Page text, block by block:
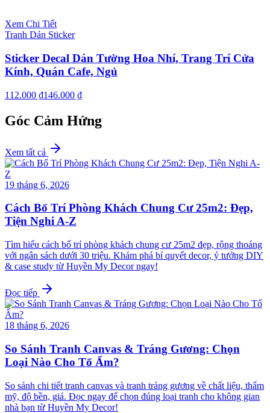
Xem Chi Tiết
Tranh Dán Sticker
Sticker Decal Dán Tường Hoa Nhí, Trang Trí Cửa
Kính, Quán Cafe, Ngủ
112.000 ₫146.000 ₫
Góc Cảm Hứng
Xem tất cả
19 tháng 6, 2026
Cách Bố Trí Phòng Khách Chung Cư 25m2: Đẹp,
Tiện Nghi A-Z
Tìm hiểu cách bố trí phòng khách chung cư 25m2 đẹp, rộng thoáng
với ngân sách dưới 30 triệu. Khám phá bí quyết decor, ý tưởng DIY
& case study từ Huyền My Decor ngay!
Đọc tiếp
18 tháng 6, 2026
So Sánh Tranh Canvas & Tráng Gương: Chọn
Loại Nào Cho Tổ Ấm?
So sánh chi tiết tranh canvas và tranh tráng gương về chất liệu, thẩm
mỹ, độ bền, giá. Đọc ngay để chọn đúng loại tranh cho không gian
nhà bạn từ Huyền My Decor!